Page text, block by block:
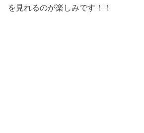
を見れるのが楽しみです！！